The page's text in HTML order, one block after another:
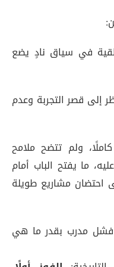
في سياق نادٍ يضع
إلى قصر التجربة وعدم
ولم تتضح ملامح
ما يفتح الباب أمام
احتضان مشاريع طويلة
مدرب بقدر ما هي